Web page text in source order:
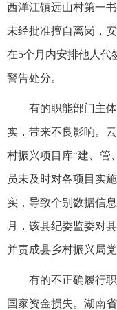
西洋江镇远山村第一
未经批准擅自离岗，
在5个月内安排他人代
警告处分。
有的职能部门主
实，带来不良影响。
村振兴项目库“建、管
员未及时对各项目实
实，导致个别数据信
月，该县纪委监委对
并责成县乡村振兴局
有的不正确履行
国家资金损失。湖南